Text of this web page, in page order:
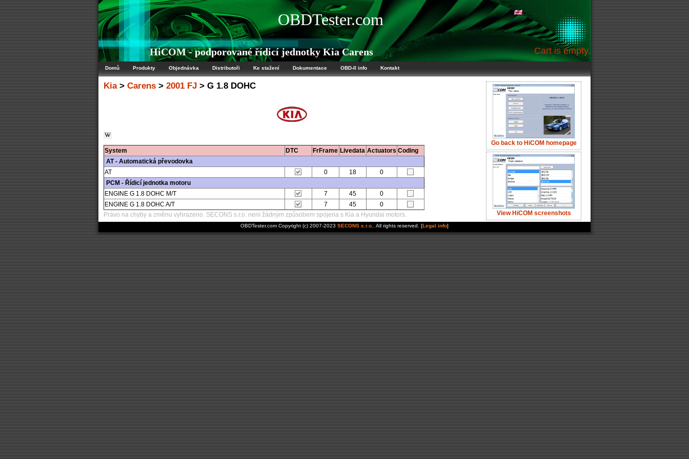
OBDTester.com
HiCOM - podporované řídicí jednotky Kia Carens Cart is empty.
Domů Produkty Objednávka Distributoři Ke stažení Dokumentace OBD-II info Kontakt
Go back to HiCOM homepage
View HiCOM screenshots
Kia> Carens > 2001 FJ > G 1.8 DOHC
System DTC FrFrame Livedata Actuators Coding
AT - Automatická převodovka
AT
0 18
0
PCM - Řídicí jednotka motoru
ENGINE G 1.8 DOHC M/T
7 45
0
ENGINE G 1.8 DOHC A/T
7 45
0
Právo na chyby a změnu vyhrazeno. SECONS s.r.o. není žádným způsobem spojena s Kia a Hyundai motors.
OBDTester.com Copyright (c) 2007-2023 SECONS s.r.o.. All rights reserved. [Legal info]